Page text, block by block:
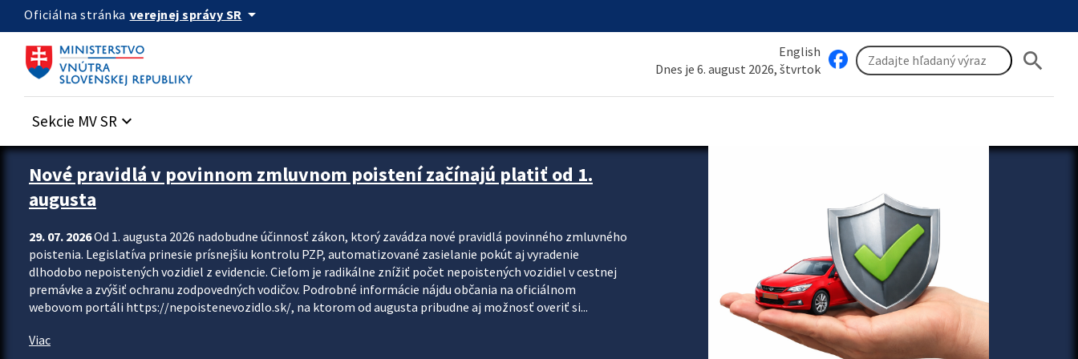
Preskocit na hlavný obsah
Oficiálna stránka verejnej správy SR arrow_drop_down
English
Dnes je 6. august 2026, štvrtok
search
Sekcie MV SR keyboard_arrow_down
Zastavit automatický posun upútavok
Nové pravidlá v povinnom zmluvnom poistení začínajú platiť od 1.
augusta
29. 07. 2026Od 1. augusta 2026 nadobudne účinnosť zákon, ktorý zavádza nové pravidlá povinného zmluvného
poistenia. Legislatíva prinesie prísnejšiu kontrolu PZP, automatizované zasielanie pokút aj vyradenie
dlhodobo nepoistených vozidiel z evidencie. Cieľom je radikálne znížiť počet nepoistených vozidiel v cestnej
premávke a zvýšiť ochranu zodpovedných vodičov. Podrobné informácie nájdu občania na oficiálnom
webovom portáli https://nepoistenevozidlo.sk/, na ktorom od augusta pribudne aj možnosť overiť si...
Viac